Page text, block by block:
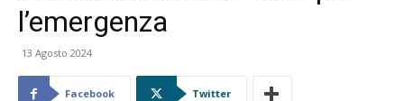
l’emergenza
13 Agosto 2024
Facebook Twitter